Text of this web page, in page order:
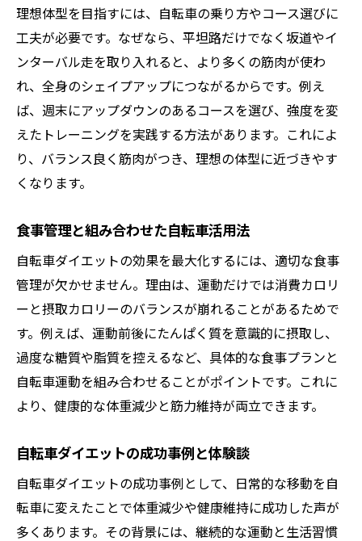
理想体型を目指すには、自転車の乗り方やコース選びに
工夫が必要です。なぜなら、平坦路だけでなく坂道やイ
ンターバル走を取り入れると、より多くの筋肉が使わ
れ、全身のシェイプアップにつながるからです。例え
ば、週末にアップダウンのあるコースを選び、強度を変
えたトレーニングを実践する方法があります。これによ
り、バランス良く筋肉がつき、理想の体型に近づきやす
くなります。
食事管理と組み合わせた自転車活用法
自転車ダイエットの効果を最大化するには、適切な食事
管理が欠かせません。理由は、運動だけでは消費カロリ
ーと摂取カロリーのバランスが崩れることがあるためで
す。例えば、運動前後にたんぱく質を意識的に摂取し、
過度な糖質や脂質を控えるなど、具体的な食事プランと
自転車運動を組み合わせることがポイントです。これに
より、健康的な体重減少と筋力維持が両立できます。
自転車ダイエットの成功事例と体験談
自転車ダイエットの成功事例として、日常的な移動を自
転車に変えたことで体重減少や健康維持に成功した声が
多くあります。その背景には、継続的な運動と生活習慣